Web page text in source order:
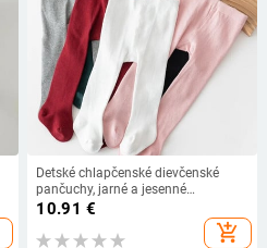
Detské chlapčenské dievčenské
pančuchy, jarné a jesenné
jednofarebné bavlnené elastické
nohavice, legíny s vysokým pásom
pre dojčatá
10.91 €
add_shopping_cart